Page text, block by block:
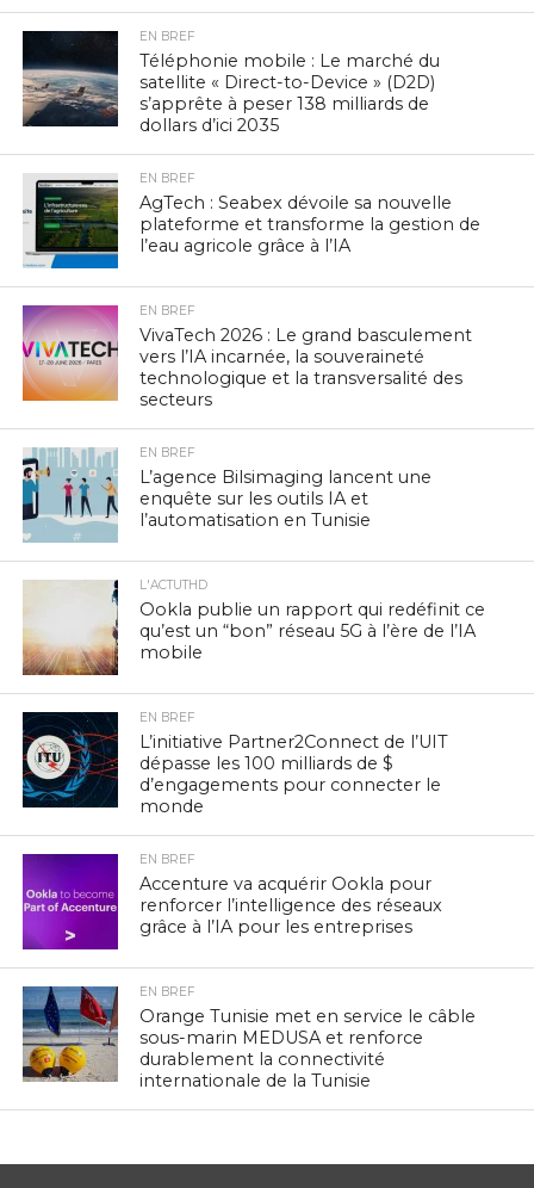
EN BREF
Téléphonie mobile : Le marché du
satellite « Direct-to-Device » (D2D)
s’apprête à peser 138 milliards de
dollars d’ici 2035
EN BREF
AgTech : Seabex dévoile sa nouvelle
plateforme et transforme la gestion de
l’eau agricole grâce à l’IA
EN BREF
VivaTech 2026 : Le grand basculement
vers l’IA incarnée, la souveraineté
technologique et la transversalité des
secteurs
EN BREF
L’agence Bilsimaging lancent une
enquête sur les outils IA et
l’automatisation en Tunisie
L'ACTUTHD
Ookla publie un rapport qui redéfinit ce
qu’est un “bon” réseau 5G à l’ère de l’IA
mobile
EN BREF
L’initiative Partner2Connect de l’UIT
dépasse les 100 milliards de $
d’engagements pour connecter le
monde
EN BREF
Accenture va acquérir Ookla pour
renforcer l’intelligence des réseaux
grâce à l’IA pour les entreprises
EN BREF
Orange Tunisie met en service le câble
sous-marin MEDUSA et renforce
durablement la connectivité
internationale de la Tunisie